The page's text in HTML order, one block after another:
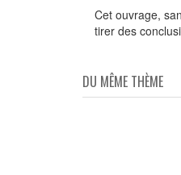
Cet ouvrage,
tirer des
DU MÊME THÈME